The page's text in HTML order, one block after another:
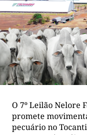
O 7º Leilão Nelore
promete
pecuário no